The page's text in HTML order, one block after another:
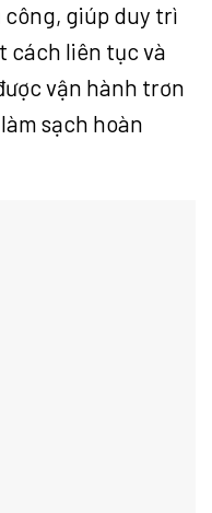
giúp duy trì
cách liên tục và
vận hành trơn
sạch hoàn